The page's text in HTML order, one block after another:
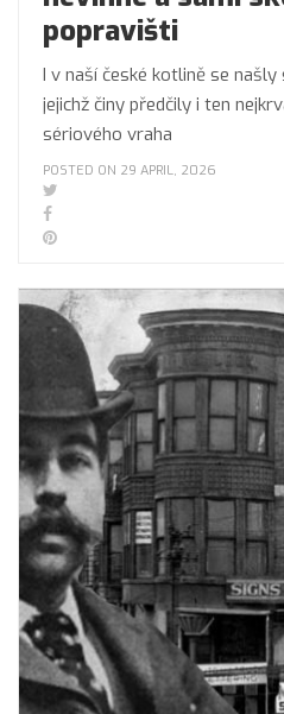
popravišti
I v naší české kotlině se našly
jejichž činy předčily i ten
sériového vraha
POSTED ON 29 APRIL, 2026